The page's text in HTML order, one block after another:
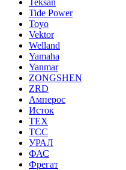
Teksan
Tide Power
Toyo
Vektor
Welland
Yamaha
Yanmar
ZONGSHEN
ZRD
Амперос
Исток
ТЕХ
ТСС
УРАЛ
ФАС
Фрегат